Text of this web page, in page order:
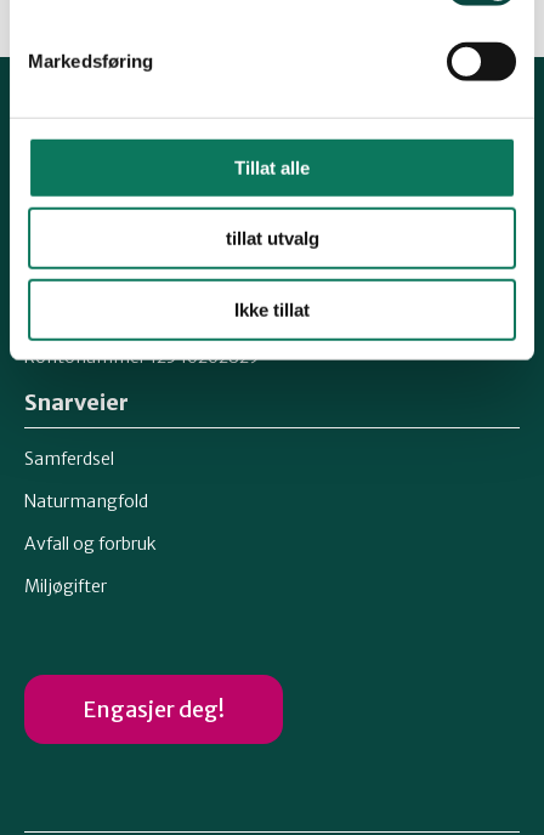
Markedsføring
Tillat alle
tillat utvalg
Ikke tillat
Epost: moreogromsdal@naturvernforbundet.no
Organisasjonsnummer 871367132
Kontonummer 12546262829
Snarveier
Samferdsel
Naturmangfold
Avfall og forbruk
Miljøgifter
Engasjer deg!